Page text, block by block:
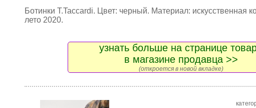
Ботинки T.Taccardi. Цвет: черный. Материал: искусственная
лето 2020.
узнать больше на странице
в магазине продавца >>
(откроется в новой вкладке)